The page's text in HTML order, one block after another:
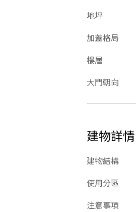
地坪
加蓋格局
樓層
大門朝向
建物詳情
建物結構
使用分區
注意事項